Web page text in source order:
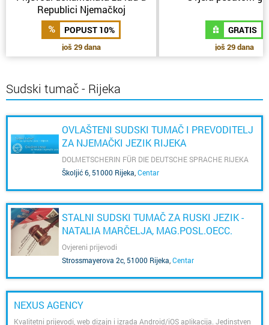
Republici Njemačkoj
POPUST 10%
još 29 dana
GRATIS
još 29 dana
Sudski tumač - Rijeka
OVLAŠTENI SUDSKI TUMAČ I PREVODITELJ
ZA NJEMAČKI JEZIK RIJEKA
DOLMETSCHERIN FÜR DIE DEUTSCHE SPRACHE RIJEKA
Školjić 6, 51000 Rijeka Centar
STALNI SUDSKI TUMAČ ZA RUSKI JEZIK -
NATALIA MARČELJA, MAG.POSL.OECC.
Ovjereni prijevodi
Strossmayerova 2c, 51000 Rijeka Centar
NEXUS AGENCY
Kvalitetni prijevodi, web dizajn i izrada Android/iOS aplikacija. Jedinstven